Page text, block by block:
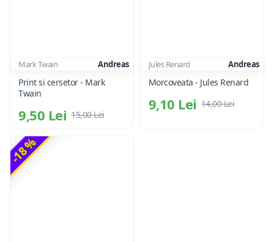
Mark Twain Andreas
Print si cersetor - Mark
Twain
9,50 Lei 15,00 Lei
Jules Renard Andreas
Morcoveata - Jules Renard
9,10 Lei 14,00 Lei
-18 %